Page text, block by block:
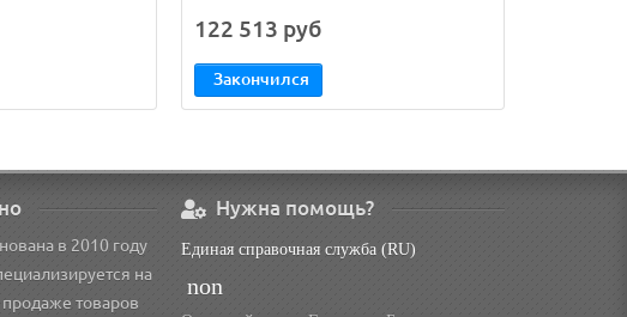
122 513 руб
Закончился
в 2010 году
на
товаров
Нужна помощь?
Единая справочная служба (RU)
non